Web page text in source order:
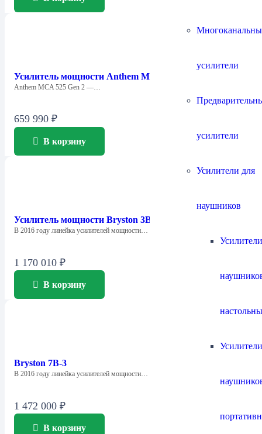
усилители
усилители
Усилители для
наушников
Усилитель мощности Anthem MCA 525 Gen 2
Anthem MCA 525 Gen 2 —…
659 990 ₽
В корзину
Усилитель мощности Bryston 3B-3
В 2016 году линейка усилителей мощности…
1 170 010 ₽
В корзину
Bryston 7B-3
В 2016 году линейка усилителей мощности…
1 472 000 ₽
В корзину